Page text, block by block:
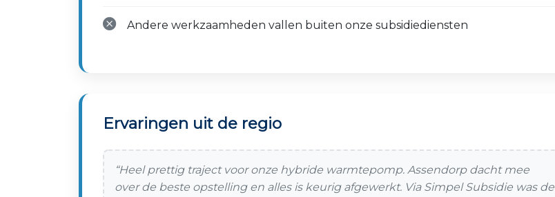
Andere werkzaamheden vallen buiten onze subsidiediensten
Ervaringen uit de regio
“Heel prettig traject voor onze hybride warmtepomp. Assendorp dacht mee
over de beste opstelling en alles is keurig afgewerkt. Via Simpel Subsidie was de